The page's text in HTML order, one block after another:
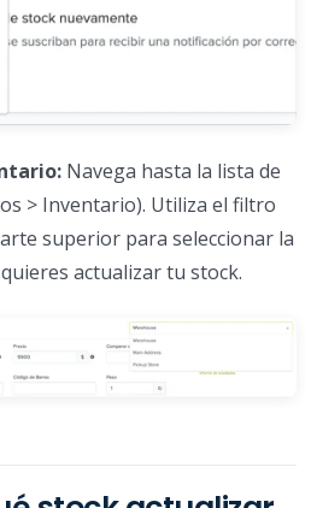
Navega hasta la lista de
> Inventario). Utiliza el filtro
superior para seleccionar la
actualizar tu stock.